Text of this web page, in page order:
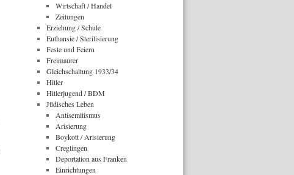
Wirtschaft / Handel
Zeitungen
Erziehung / Schule
Euthansie / Sterilisierung
Feste und Feiern
Freimaurer
Gleichschaltung 1933/34
Hitler
Hitlerjugend / BDM
Jüdisches Leben
Antisemitismus
Arisierung
Boykott / Arisierung
Creglingen
Deportation aus Franken
Einrichtungen